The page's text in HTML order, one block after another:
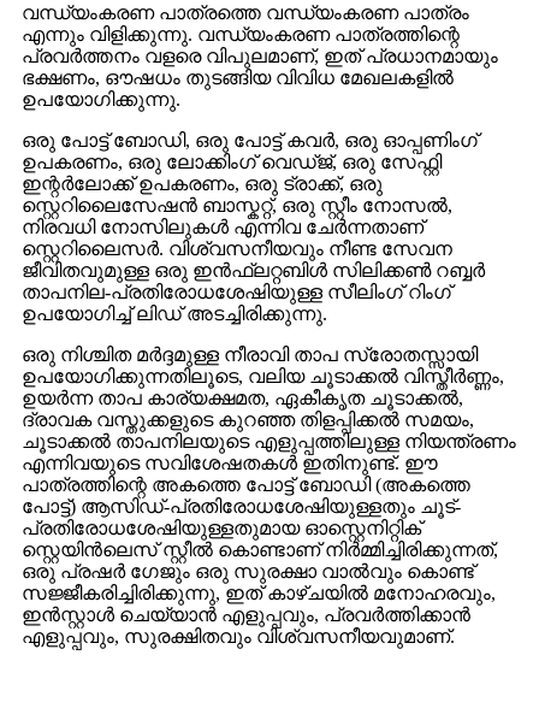
വന്ധ്യംകരണ പാത്രത്തെ വന്ധ്യംകരണ പാത്രം
എന്നും വിളിക്കുന്നു. വന്ധ്യംകരണ പാത്രത്തിന്റെ
പ്രവർത്തനം വളരെ വിപുലമാണ്, ഇത് പ്രധാനമായും
ഭക്ഷണം, ഔഷധം തുടങ്ങിയ വിവിധ മേഖലകളിൽ
ഉപയോഗിക്കുന്നു.
ഒരു പോട്ട് ബോഡി, ഒരു പോട്ട് കവർ, ഒരു ഓപ്പണിംഗ്
ഉപകരണം, ഒരു ലോക്കിംഗ് വെഡ്ജ്, ഒരു സേഫ്റ്റി
ഇന്റർലോക്ക് ഉപകരണം, ഒരു ട്രാക്ക്, ഒരു
സ്റ്റെറിലൈസേഷൻ ബാസ്കറ്റ്, ഒരു സ്റ്റീം നോസൽ,
നിരവധി നോസിലുകൾ എന്നിവ ചേർന്നതാണ്
സ്റ്റെറിലൈസർ. വിശ്വസനീയവും നീണ്ട സേവന
ജീവിതവുമുള്ള ഒരു ഇൻഫ്ലറ്റബിൾ സിലിക്കൺ റബ്ബർ
താപനില-പ്രതിരോധശേഷിയുള്ള സീലിംഗ് റിംഗ്
ഉപയോഗിച്ച് ലിഡ് അടച്ചിരിക്കുന്നു.
ഒരു നിശ്ചിത മർദ്ദമുള്ള നീരാവി താപ സ്രോതസ്സായി
ഉപയോഗിക്കുന്നതിലൂടെ, വലിയ ചൂടാക്കൽ വിസ്തീർണ്ണം,
ഉയർന്ന താപ കാര്യക്ഷമത, ഏകീകൃത ചൂടാക്കൽ,
ദ്രാവക വസ്തുക്കളുടെ കുറഞ്ഞ തിളപ്പിക്കൽ സമയം,
ചൂടാക്കൽ താപനിലയുടെ എളുപ്പത്തിലുള്ള നിയന്ത്രണം
എന്നിവയുടെ സവിശേഷതകൾ ഇതിനുണ്ട്. ഈ
പാത്രത്തിന്റെ അകത്തെ പോട്ട് ബോഡി (അകത്തെ
പോട്ട്) ആസിഡ്-പ്രതിരോധശേഷിയുള്ളതും ചൂട്-
പ്രതിരോധശേഷിയുള്ളതുമായ ഓസ്റ്റെനിറ്റിക്
സ്റ്റെയിൻലെസ് സ്റ്റീൽ കൊണ്ടാണ് നിർമ്മിച്ചിരിക്കുന്നത്,
ഒരു പ്രഷർ ഗേജും ഒരു സുരക്ഷാ വാൽവും കൊണ്ട്
സജ്ജീകരിച്ചിരിക്കുന്നു, ഇത് കാഴ്ചയിൽ മനോഹരവും,
ഇൻസ്റ്റാൾ ചെയ്യാൻ എളുപ്പവും, പ്രവർത്തിക്കാൻ
എളുപ്പവും, സുരക്ഷിതവും വിശ്വസനീയവുമാണ്.